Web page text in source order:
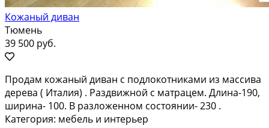
Кожаный диван
Тюмень
39 500 руб.
Продам кожаный диван с подлокотниками из массива
дерева ( Италия) . Раздвижной с матрацем. Длина-190,
ширина- 100. В разложенном состоянии- 230 .
Категория: мебель и интерьер